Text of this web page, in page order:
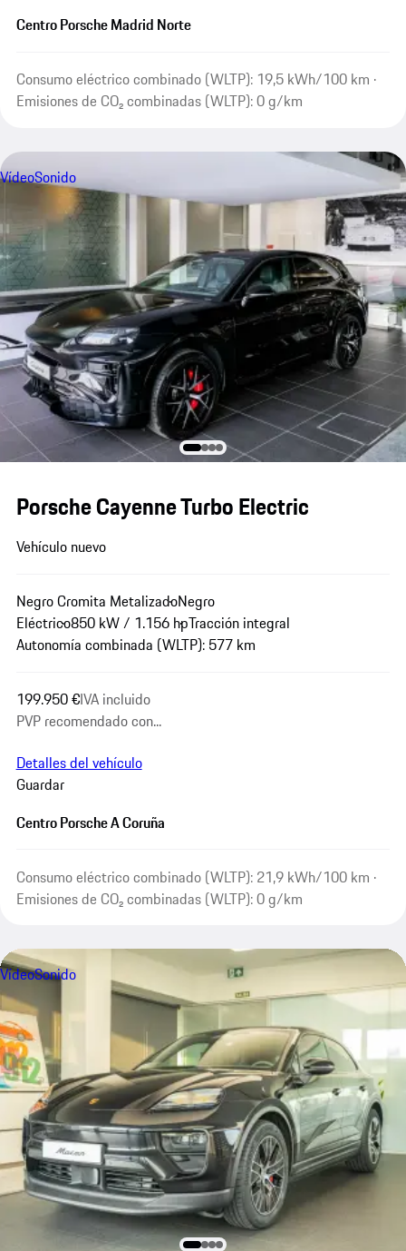
Centro Porsche Madrid Norte
Consumo eléctrico combinado (WLTP): 19,5 kWh/100 km ·
Emisiones de CO₂ combinadas (WLTP): 0 g/km
VídeoSonido
Porsche Cayenne Turbo Electric
Vehículo nuevo
Negro Cromita MetalizadoNegro
Eléctrico850 kW / 1.156 hpTracción integral
Autonomía combinada (WLTP): 577 km
199.950 €IVA incluido
PVP recomendado con...
Detalles del vehículo
Guardar
Centro Porsche A Coruña
Consumo eléctrico combinado (WLTP): 21,9 kWh/100 km ·
Emisiones de CO₂ combinadas (WLTP): 0 g/km
VídeoSonido